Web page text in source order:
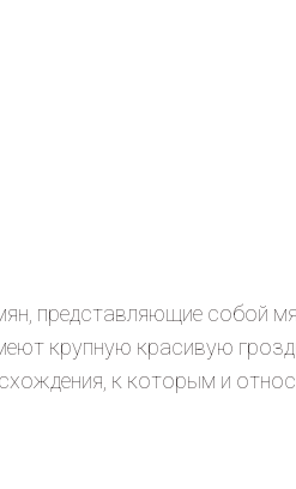
представляющие собой
крупную красивую
к которым и